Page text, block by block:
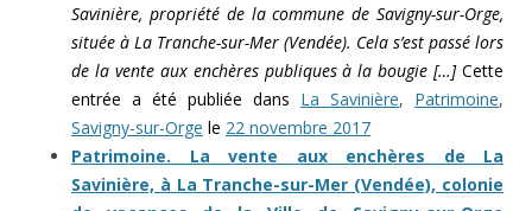
Savinière, propriété de la commune de Savigny-sur-Orge,
située à La Tranche-sur-Mer (Vendée). Cela s’est passé lors
de la vente aux enchères publiques à la bougie […] Cette
entrée a été publiée dans La Savinière, Patrimoine,
Savigny-sur-Orge le 22 novembre 2017
Patrimoine. La vente aux enchères de La
Savinière, à La Tranche-sur-Mer (Vendée), colonie